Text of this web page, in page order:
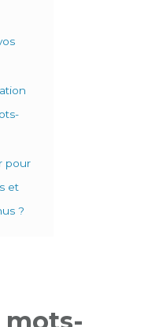
pour
et
?